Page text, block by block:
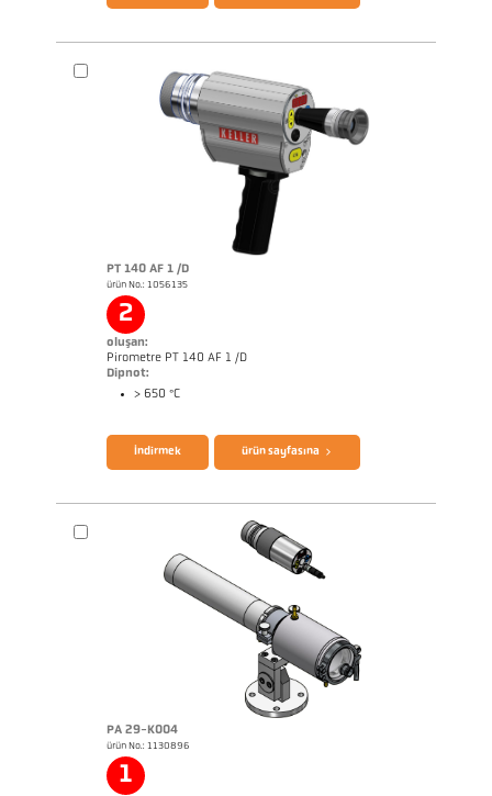
PT 140 AF 1 /D
ürün No.: 1056135
2
oluşan:
Pirometre PT 140 AF 1 /D
Dipnot:
> 650 °C
broşür CellaPort PT Questionnaire Radiation Pyrometers
İndirmek ürün sayfasına
PA 29-K004
ürün No.: 1130896
1